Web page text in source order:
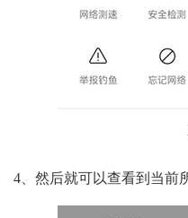
4、然后就可以查看到当前